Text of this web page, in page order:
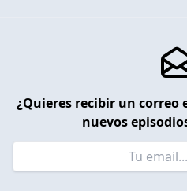
¿Quieres recibir un correo
nuevos